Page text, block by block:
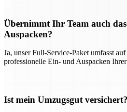
Übernimmt Ihr Team auch
Auspacken?
Ja, unser Full-Service-Paket umfasst
professionelle Ein- und Auspacken
Ist mein Umzugsgut versichert?